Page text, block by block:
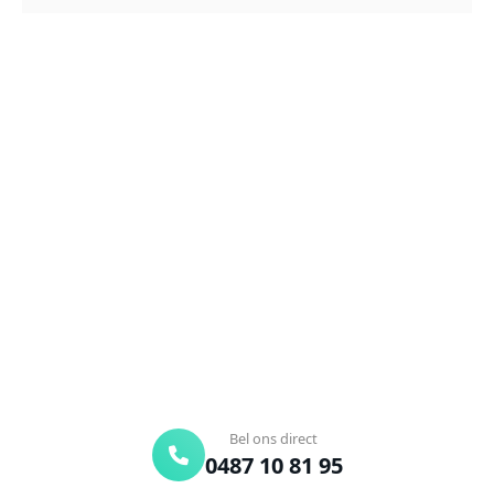
Bel ons direct
0487 10 81 95